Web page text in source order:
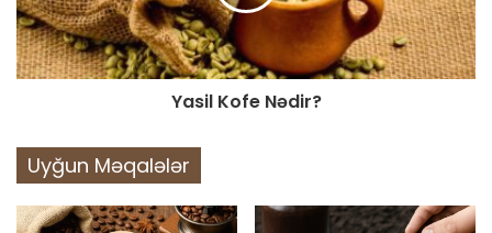
Yasil Kofe Nədir?
Uyğun Məqalələr